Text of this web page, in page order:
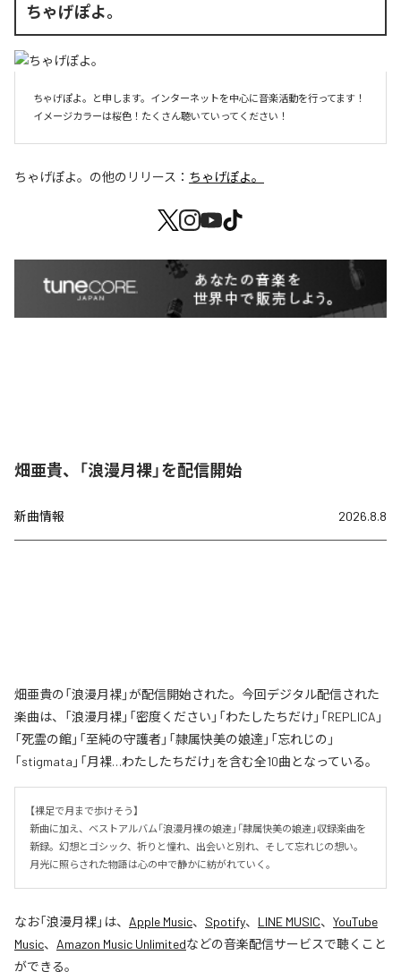
ちゃげぽよ。
ちゃげぽよ。と申します。インターネットを中心に音楽活動を行ってます！
イメージカラーは桜色！たくさん聴いていってください！
ちゃげぽよ。 の他のリリース： ちゃげぽよ。
畑亜貴、「浪漫月裸」を配信開始
新曲情報 2026.8.8
畑亜貴の「浪漫月裸」が配信開始された。今回デジタル配信された
楽曲は、「浪漫月裸」「密度ください」「わたしたちだけ」「REPLICA」
「死霊の館」「至純の守護者」「隷属快美の娘達」「忘れじの」
「stigmata」「月裸…わたしたちだけ」を含む全10曲となっている。
【裸足で月まで歩けそう】
新曲に加え、ベストアルバム「浪漫月裸の娘達」「隷属快美の娘達」収録楽曲を
新録。幻想とゴシック、祈りと憧れ、出会いと別れ、そして忘れじの想い。
月光に照らされた物語は心の中で静かに紡がれていく。
なお「浪漫月裸」は、 Apple Music、 Spotify、 LINE MUSIC、 YouTube
Music、 Amazon Music Unlimitedなどの音楽配信サービスで聴くこと
ができる。